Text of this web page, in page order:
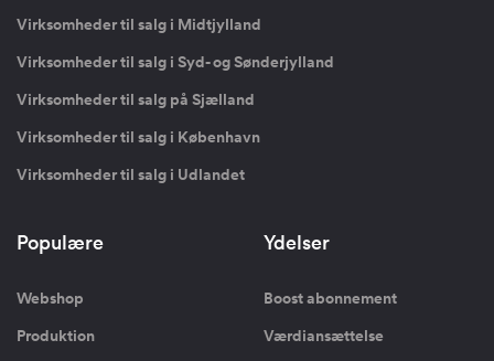
Virksomheder til salg i Midtjylland
Virksomheder til salg i Syd- og Sønderjylland
Virksomheder til salg på Sjælland
Virksomheder til salg i København
Virksomheder til salg i Udlandet
Populære
Webshop
Produktion
Ydelser
Boost abonnement
Værdiansættelse